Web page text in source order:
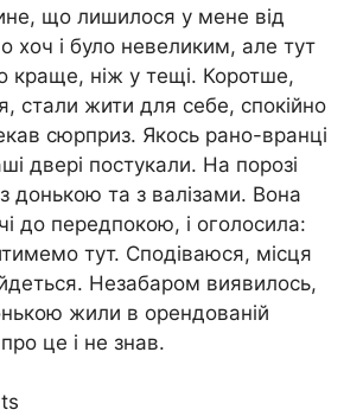
що лишилося у мене від
хоч і було невеликим, але тут
краще, ніж у тещі. Коротше,
стали жити для себе, спокійно
сюрприз. Якось рано-вранці
двері постукали. На порозі
донькою та з валізами. Вона
до передпокою, і оголосила:
тут. Сподіваюся, місця
Незабаром виявилось,
жили в орендованій
це і не знав.